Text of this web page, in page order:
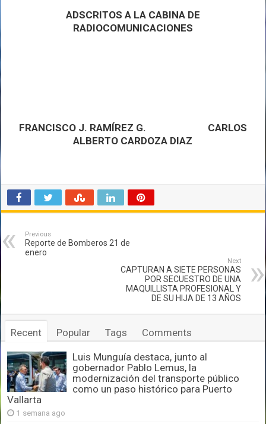
ADSCRITOS A LA CABINA DE
RADIOCOMUNICACIONES
FRANCISCO J. RAMÍREZ G. CARLOS
ALBERTO CARDOZA DIAZ
Previous
Reporte de Bomberos 21 de
enero
Next
CAPTURAN A SIETE PERSONAS
POR SECUESTRO DE UNA
MAQUILLISTA PROFESIONAL Y
DE SU HIJA DE 13 AÑOS
Recent Popular Tags Comments
Luis Munguía destaca, junto al
gobernador Pablo Lemus, la
modernización del transporte público
como un paso histórico para Puerto
Vallarta
1 semana ago